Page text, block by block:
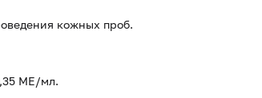
кожных проб.
МЕ/мл.